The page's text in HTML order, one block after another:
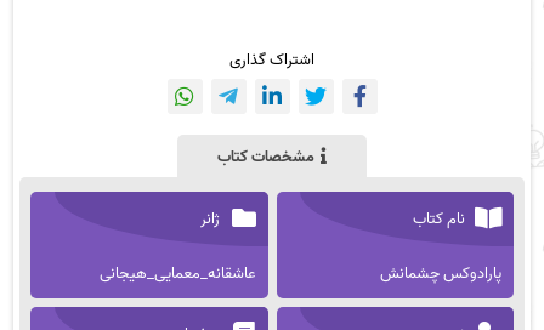
اشتراک گذاری
مشخصات کتاب
نام کتاب
پارادوکس چشمانش
ژانر
عاشقانه_معمایی_هیجانی